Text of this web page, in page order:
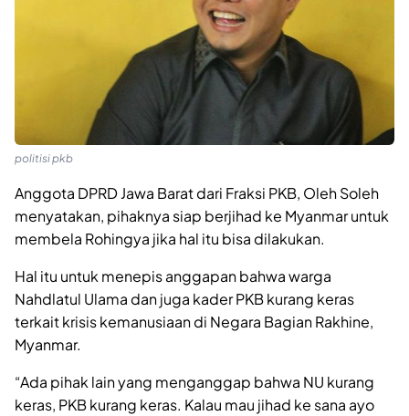
politisi pkb
Anggota DPRD Jawa Barat dari Fraksi PKB, Oleh Soleh
menyatakan, pihaknya siap berjihad ke Myanmar untuk
membela Rohingya jika hal itu bisa dilakukan.
Hal itu untuk menepis anggapan bahwa warga
Nahdlatul Ulama dan juga kader PKB kurang keras
terkait krisis kemanusiaan di Negara Bagian Rakhine,
Myanmar.
“Ada pihak lain yang menganggap bahwa NU kurang
keras, PKB kurang keras. Kalau mau jihad ke sana ayo